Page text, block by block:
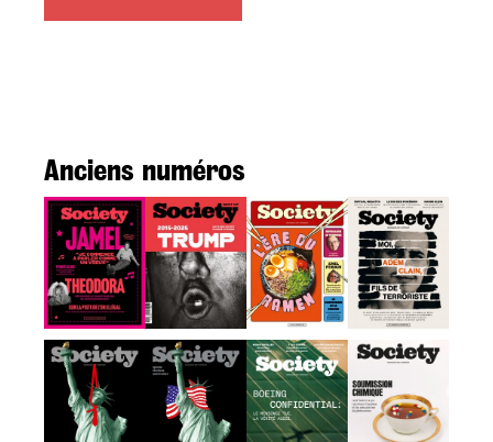
Anciens numéros